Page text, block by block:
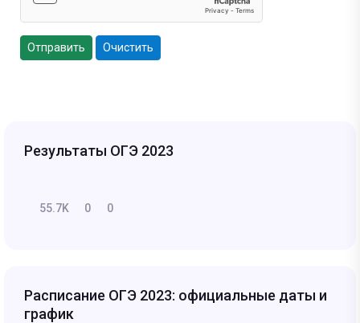
Отправить Очистить
Результаты ОГЭ 2023
55.7K 0 0
Расписание ОГЭ 2023: официальные даты и
график